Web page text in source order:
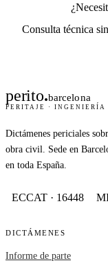
Consulta técnica
perito.barcelona
PERITAJE · INGENIERÍA
Dictámenes periciales
obra civil. Sede en
en toda España.
ECCAT · 16448
DICTÁMENES
Informe de parte